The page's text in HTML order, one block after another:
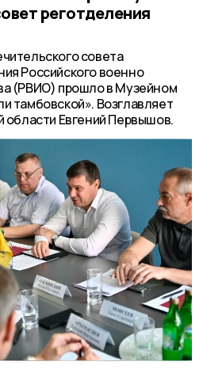
реготделения
совета
Российского военно
(РВИО) прошло в Музейном
тамбовской». Возглавляет
области Евгений Первышов.